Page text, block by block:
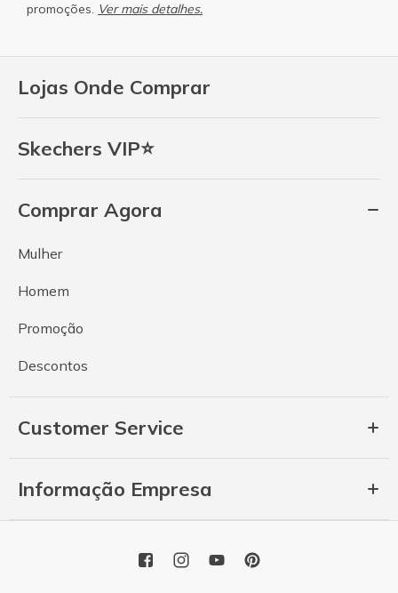
Lojas Onde Comprar
Skechers VIP⭐
Comprar Agora
Mulher
Homem
Promoção
Descontos
Customer Service
Informação Empresa
promoções. Ver mais detalhes.